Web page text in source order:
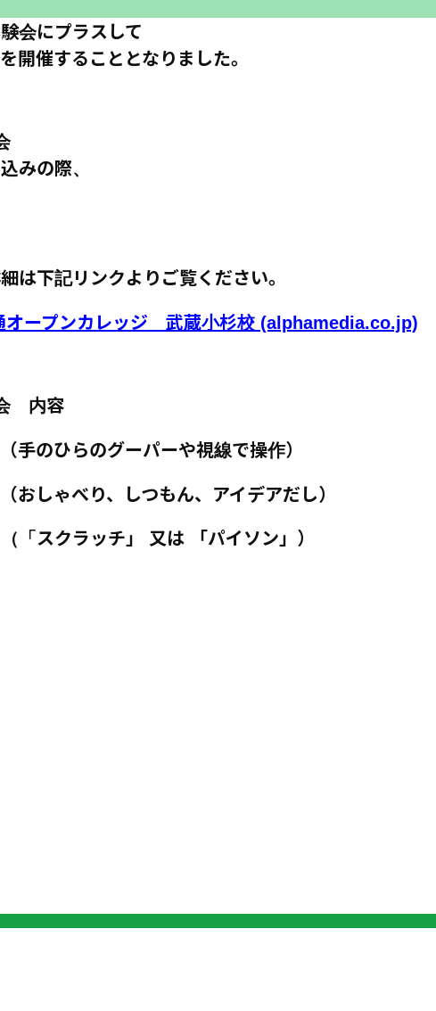
会にプラスして
開催することとなりました。
みの際、
は下記リンクよりご覧ください。
オープンカレッジ 武蔵小杉校 (alphamedia.co.jp)
内容
のひらのグーパーや視線で操作）
しゃべり、しつもん、アイデアだし）
クラッチ」 又は 「パイソン」）